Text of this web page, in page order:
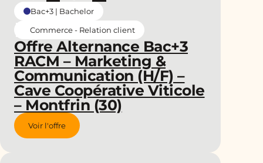
Offre Alternance Bac+3
RACM – Marketing &
Communication (H/F) –
Cave Coopérative Viticole
– Montfrin (30)
Bac+3 | Bachelor
Commerce - Relation client
Voir l'offre